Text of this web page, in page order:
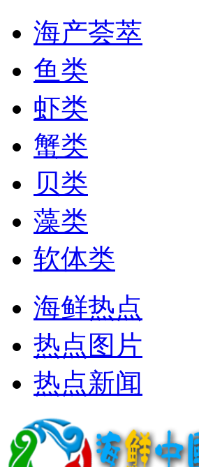
海产荟萃
鱼类
虾类
蟹类
贝类
藻类
软体类
海鲜热点
热点图片
热点新闻